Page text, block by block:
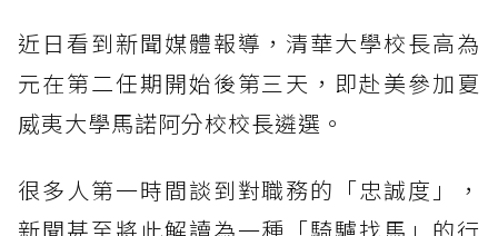
近日看到新聞媒體報導，清華大學校長高為
元在第二任期開始後第三天，即赴美參加夏
威夷大學馬諾阿分校校長遴選。
很多人第一時間談到對職務的「忠誠度」，